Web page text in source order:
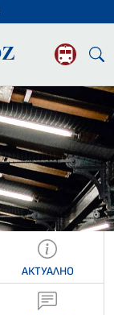
БДЖ -
АКТУАЛНО